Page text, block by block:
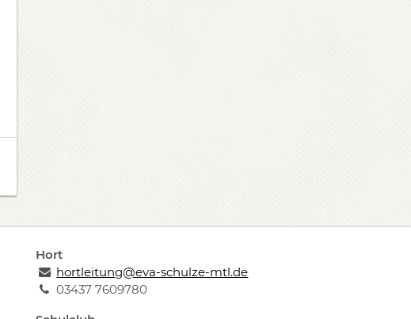
Hort
hortleitung@eva-schulze-mtl.de
03437 7609780